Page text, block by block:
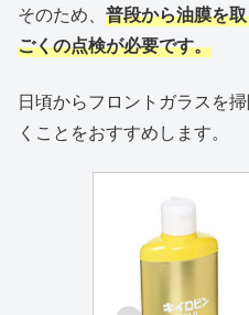
そのため、 普段から油膜を
ごくの点検が必要です。
日頃からフロントガラスを
くことをおすすめします。